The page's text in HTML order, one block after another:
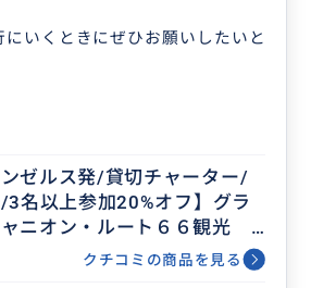
にいくときにぜひお願いしたいと
ゼルス発/貸切チャーター/
3名以上参加20%オフ】グラ
ニオン・ルート６６観光
ンテロープ・ホースシューベ
クチコミの商品を見る